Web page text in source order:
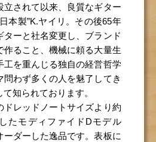
立されて以来、良質なギター
本製”K.ヤイリ。その後65年
ターと社名変更し、ブランド
作ること、機械に頼る大量生
工を重んじる独自の経営哲学
問わず多くの人を魅了してき
知られております。
レッドノートサイズより約
たモディファイドDモデル
ーダーした逸品です。表板に